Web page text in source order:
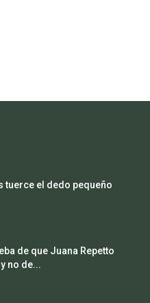
tuerce el dedo pequeño
de que Juana Repetto
no de...